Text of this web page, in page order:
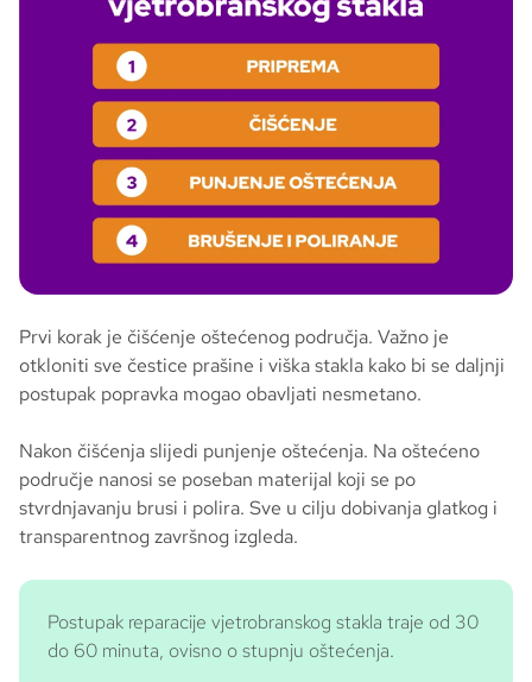
Prvi korak je čišćenje oštećenog područja. Važno je
otkloniti sve čestice prašine i viška stakla kako bi se daljnji
postupak popravka mogao obavljati nesmetano.
Nakon čišćenja slijedi punjenje oštećenja. Na oštećeno
područje nanosi se poseban materijal koji se po
stvrdnjavanju brusi i polira. Sve u cilju dobivanja glatkog i
transparentnog završnog izgleda.
Postupak reparacije vjetrobranskog stakla traje od 30
do 60 minuta, ovisno o stupnju oštećenja.